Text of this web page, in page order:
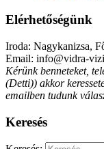
Elérhetőségünk
Iroda: Nagykanizsa,
Email: info@vidra-
Kérünk benneteket,
(Detti)) akkor
emailben tudunk
Keresés